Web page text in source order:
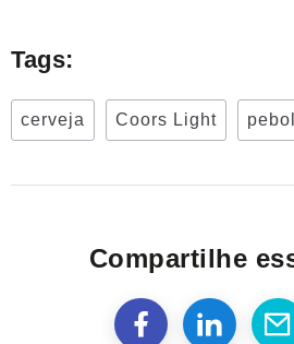
Tags:
cerveja Coors Light
Compartilhe